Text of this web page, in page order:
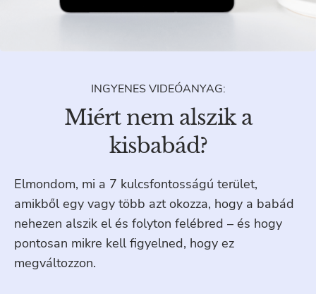
INGYENES VIDEÓANYAG:
Miért nem alszik a
kisbabád?
Elmondom, mi a 7 kulcsfontosságú terület,
amikből egy vagy több azt okozza, hogy a babád
nehezen alszik el és folyton felébred – és hogy
pontosan mikre kell figyelned, hogy ez
megváltozzon.